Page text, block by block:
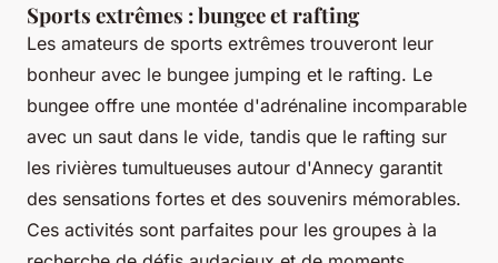
Sports extrêmes : bungee et rafting
Les amateurs de sports extrêmes trouveront leur
bonheur avec le bungee jumping et le rafting. Le
bungee offre une montée d'adrénaline incomparable
avec un saut dans le vide, tandis que le rafting sur
les rivières tumultueuses autour d'Annecy garantit
des sensations fortes et des souvenirs mémorables.
Ces activités sont parfaites pour les groupes à la